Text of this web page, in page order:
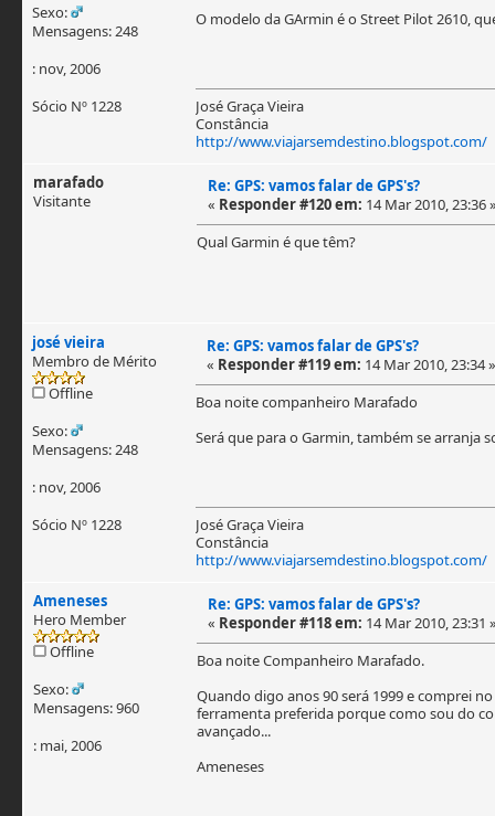
Sexo:
Mensagens: 248
: nov, 2006
Sócio Nº 1228
O modelo da GArmin é o Street Pilot 2610,
José Graça Vieira
Constância
http://www.viajarsemdestino.blogspot.com/
marafado
Visitante
Re: GPS: vamos falar de GPS's?
« Responder #120 em: 14 Mar 2010, 23:36
Qual Garmin é que têm?
josé vieira
Membro de Mérito
Offline
Sexo:
Mensagens: 248
: nov, 2006
Sócio Nº 1228
Re: GPS: vamos falar de GPS's?
« Responder #119 em: 14 Mar 2010, 23:34 »
Boa noite companheiro Marafado
Será que para o Garmin, também se arranja
José Graça Vieira
Constância
http://www.viajarsemdestino.blogspot.com/
Ameneses
Hero Member
Offline
Sexo:
Mensagens: 960
: mai, 2006
Re: GPS: vamos falar de GPS's?
« Responder #118 em: 14 Mar 2010, 23:31
Boa noite Companheiro Marafado.
Quando digo anos 90 será 1999 e comprei
ferramenta preferida porque como sou do
avançado...
Ameneses